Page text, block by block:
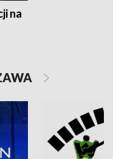
na